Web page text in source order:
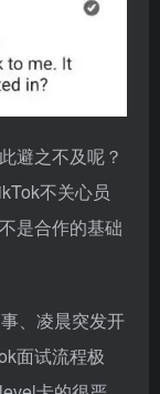
避之不及呢？
不关心员
是合作的基础
、凌晨突发开
面试流程极